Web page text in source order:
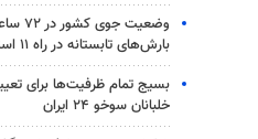
وضعیت
بارش‌های تابستانه در راه ۱۱ استان
بسیج تمام ظرفیت‌ها برای
خلبانان سوخو ۲۴ ایران